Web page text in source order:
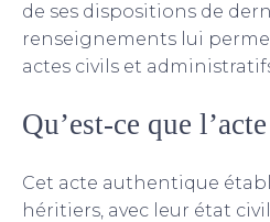
de ses dispositions de
renseignements lui
actes civils et
Qu’est-ce que
Cet acte authentique
héritiers, avec leur état